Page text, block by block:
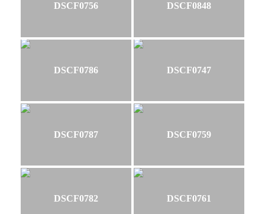
DSCF0756 DSCF0848
DSCF0786 DSCF0747
DSCF0787 DSCF0759
DSCF0782 DSCF0761